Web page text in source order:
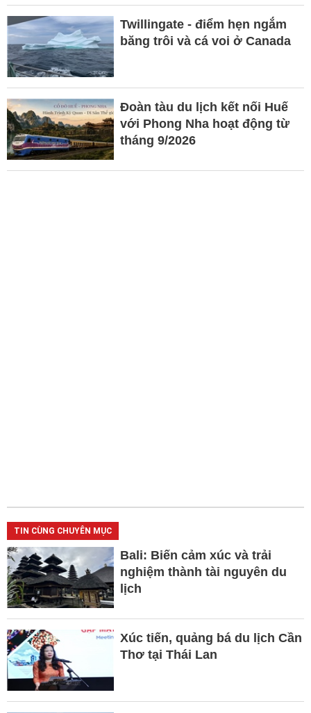
Twillingate - điểm hẹn ngắm
băng trôi và cá voi ở Canada
Đ​​oàn tàu du lịch kết nối Huế
với Phong Nha hoạt động từ
tháng 9/2026
TIN CÙNG CHUYÊN MỤC
Bali: Biến cảm xúc và trải
nghiệm thành tài nguyên du
lịch
Xúc tiến, quảng bá du lịch Cần
Thơ tại Thái Lan